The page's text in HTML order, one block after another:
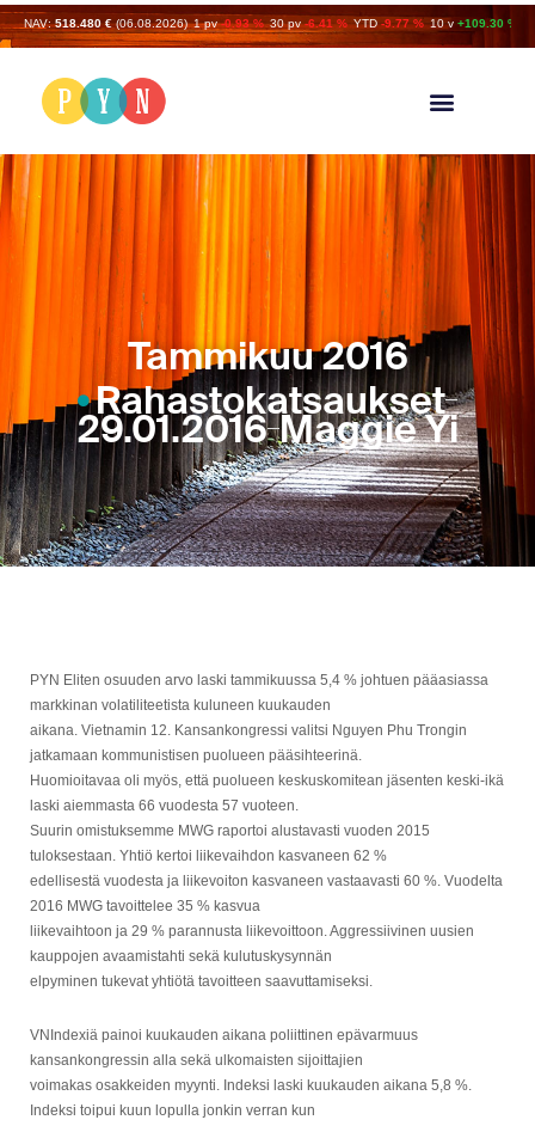
NAV: 518.480 € (06.08.2026) 1 pv -0.93 % 30 pv -6.41 % YTD -9.77 % 10 v +109.30 %
Tammikuu 2016
Rahastokatsaukset
29.01.2016 Maggie Yi
PYN Eliten osuuden arvo laski tammikuussa 5,4 % johtuen pääasiassa
markkinan volatiliteetista kuluneen kuukauden
aikana. Vietnamin 12. Kansankongressi valitsi Nguyen Phu Trongin
jatkamaan kommunistisen puolueen pääsihteerinä.
Huomioitavaa oli myös, että puolueen keskuskomitean jäsenten keski-ikä
laski aiemmasta 66 vuodesta 57 vuoteen.
Suurin omistuksemme MWG raportoi alustavasti vuoden 2015
tuloksestaan. Yhtiö kertoi liikevaihdon kasvaneen 62 %
edellisestä vuodesta ja liikevoiton kasvaneen vastaavasti 60 %. Vuodelta
2016 MWG tavoittelee 35 % kasvua
liikevaihtoon ja 29 % parannusta liikevoittoon. Aggressiivinen uusien
kauppojen avaamistahti sekä kulutuskysynnän
elpyminen tukevat yhtiötä tavoitteen saavuttamiseksi.
VNIndexiä painoi kuukauden aikana poliittinen epävarmuus
kansankongressin alla sekä ulkomaisten sijoittajien
voimakas osakkeiden myynti. Indeksi laski kuukauden aikana 5,8 %.
Indeksi toipui kuun lopulla jonkin verran kun